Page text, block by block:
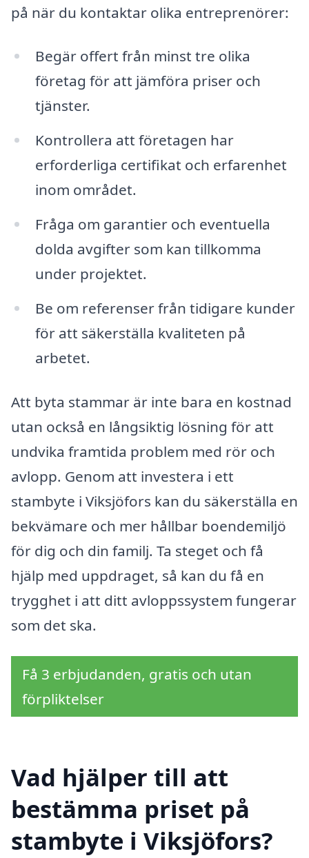
på när du kontaktar olika entreprenörer:
Begär offert från minst tre olika
företag för att jämföra priser och
tjänster.
Kontrollera att företagen har
erforderliga certifikat och erfarenhet
inom området.
Fråga om garantier och eventuella
dolda avgifter som kan tillkomma
under projektet.
Be om referenser från tidigare kunder
för att säkerställa kvaliteten på
arbetet.
Att byta stammar är inte bara en kostnad
utan också en långsiktig lösning för att
undvika framtida problem med rör och
avlopp. Genom att investera i ett
stambyte i Viksjöfors kan du säkerställa en
bekvämare och mer hållbar boendemiljö
för dig och din familj. Ta steget och få
hjälp med uppdraget, så kan du få en
trygghet i att ditt avloppssystem fungerar
som det ska.
Få 3 erbjudanden, gratis och utan
förpliktelser
Vad hjälper till att
bestämma priset på
stambyte i Viksjöfors?